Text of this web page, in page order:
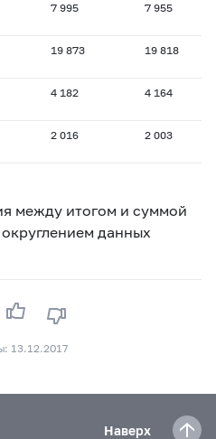
7 995 7 955
19 873 19 818
4 182 4 164
2 016 2 003
между итогом и суммой
данных
13.12.2017
Наверх